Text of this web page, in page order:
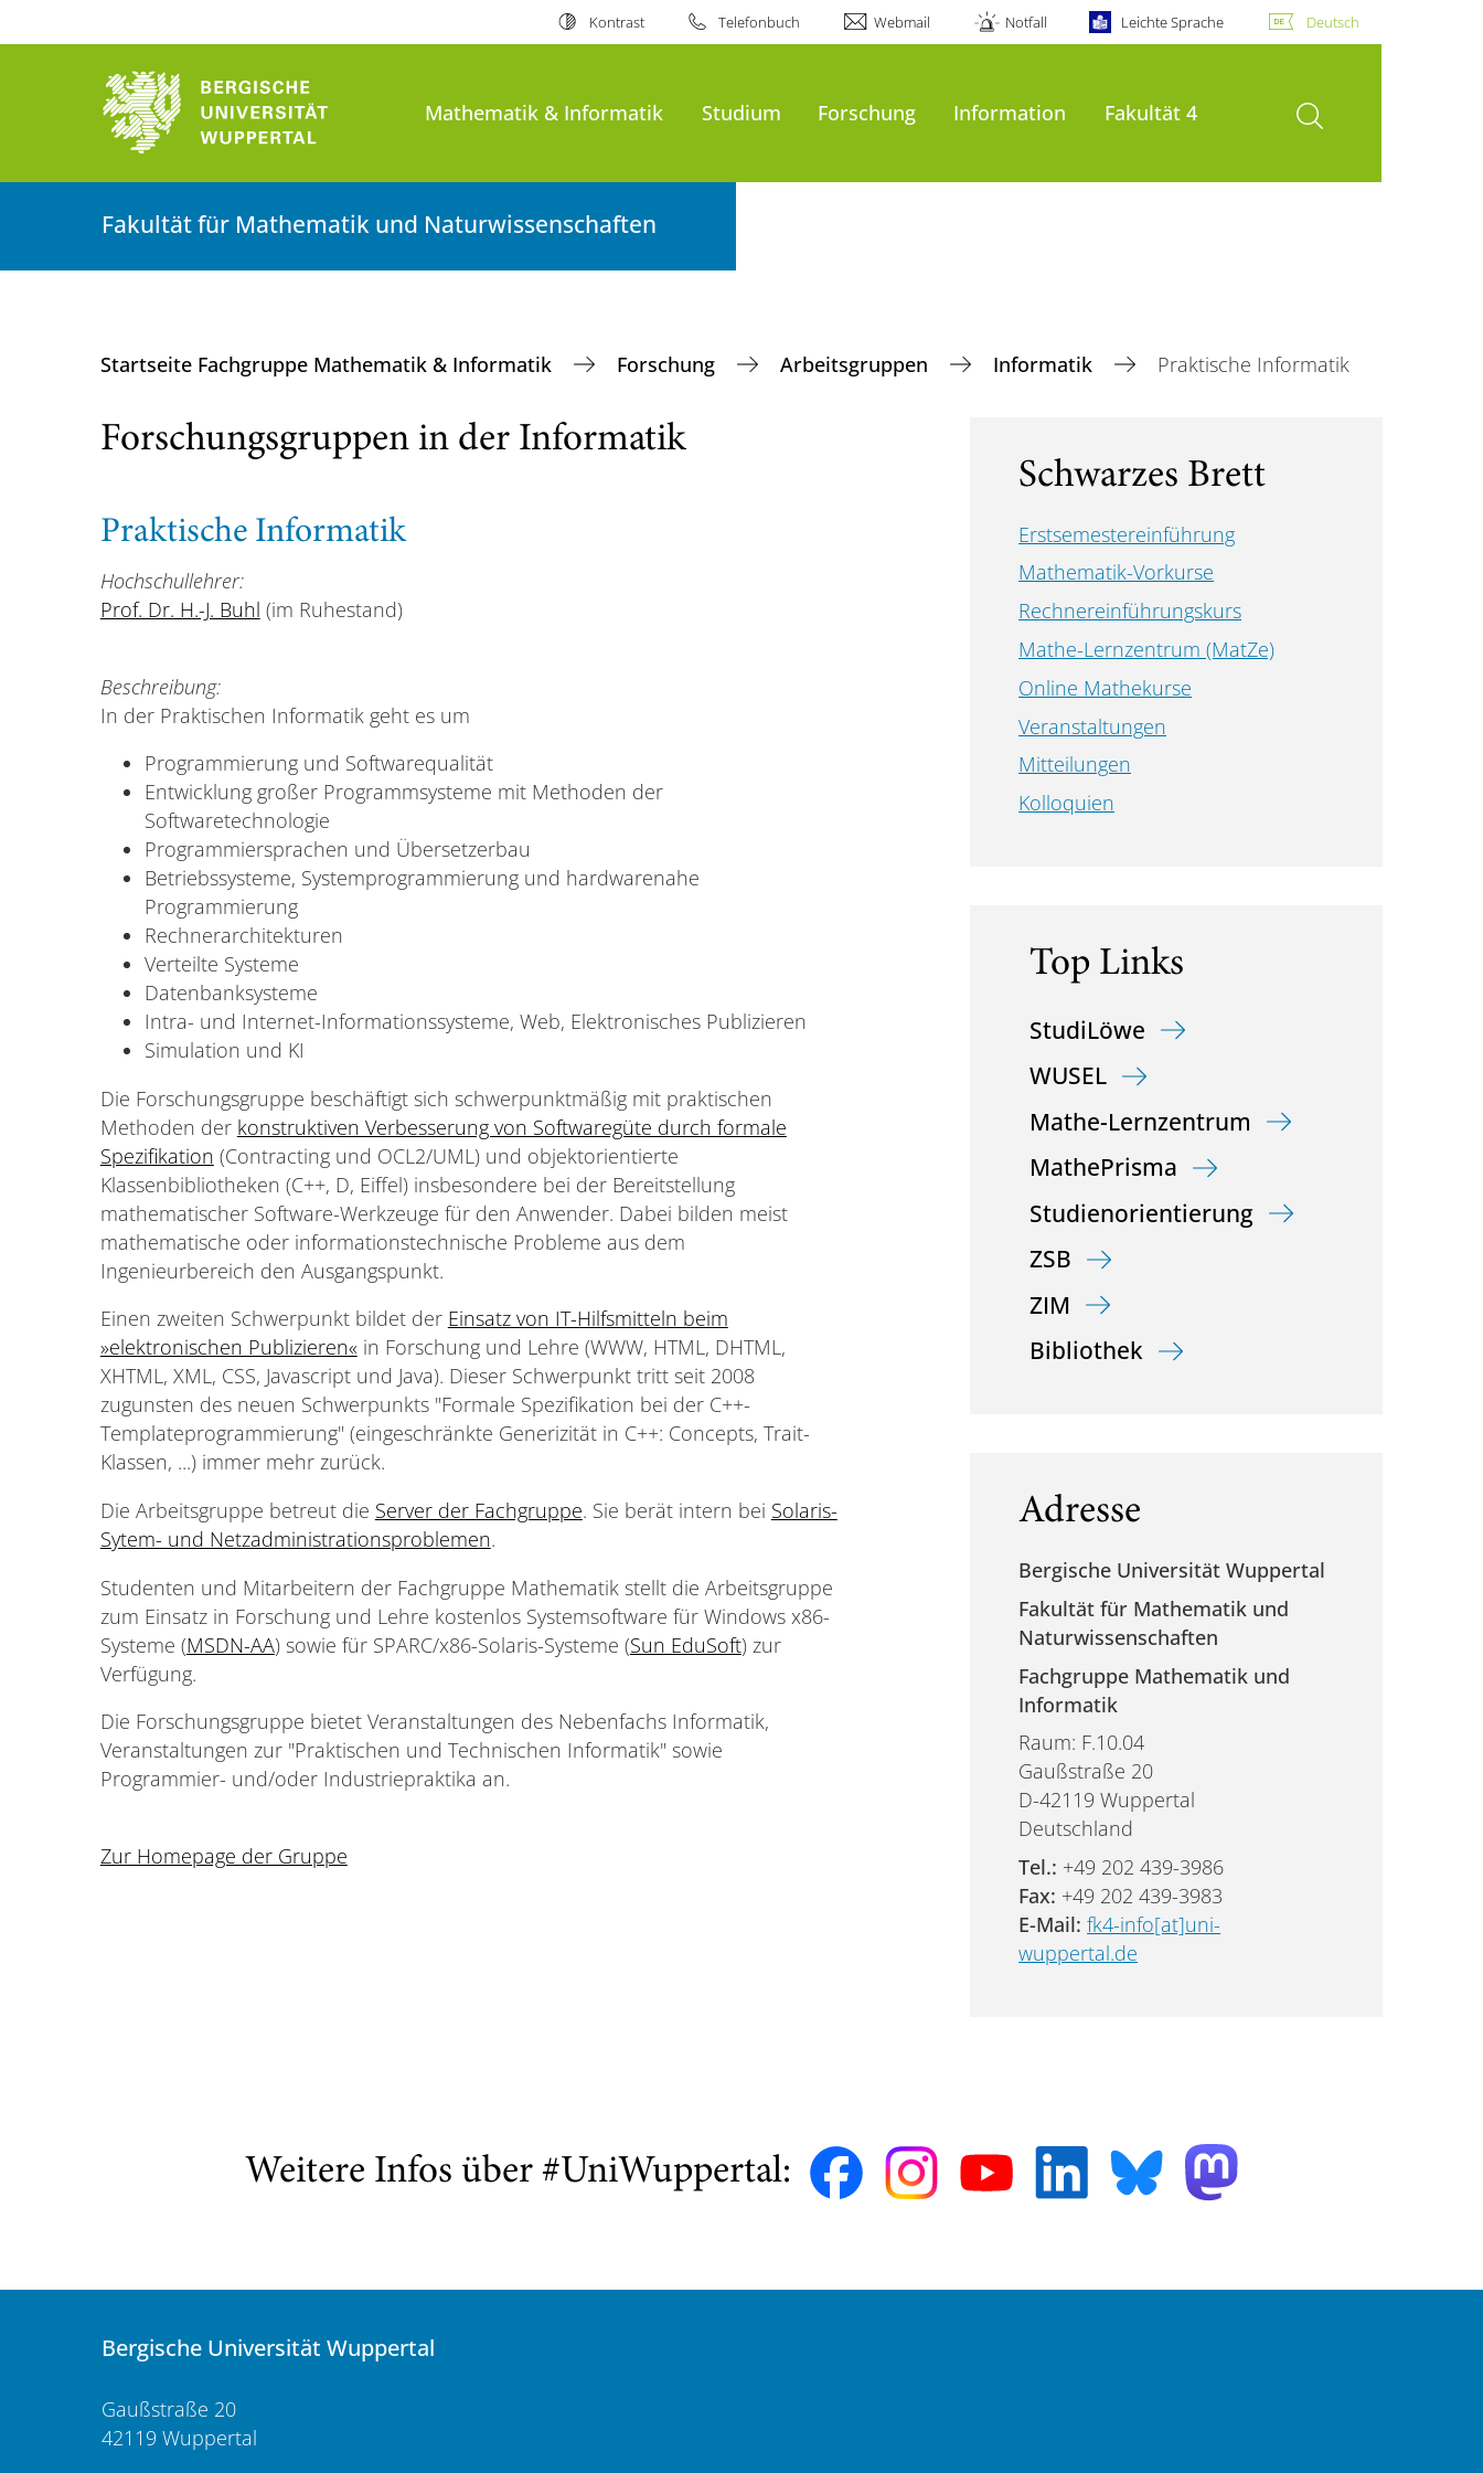
Kontrast Telefonbuch Webmail Notfall Leichte Sprache Deutsch
Mathematik & Informatik Studium Forschung Information Fakultät 4 Suche öffnen
Fakultät für Mathematik und Naturwissenschaften
Startseite Fachgruppe Mathematik & Informatik Forschung Arbeitsgruppen Informatik Praktische Informatik
Forschungsgruppen in der Informatik
Praktische Informatik
Hochschullehrer:
Prof. Dr. H.-J. Buhl (im Ruhestand)
Beschreibung:
In der Praktischen Informatik geht es um
Programmierung und Softwarequalität
Entwicklung großer Programmsysteme mit Methoden der
Softwaretechnologie
Programmiersprachen und Übersetzerbau
Betriebssysteme, Systemprogrammierung und hardwarenahe
Programmierung
Rechnerarchitekturen
Verteilte Systeme
Datenbanksysteme
Intra- und Internet-Informationssysteme, Web, Elektronisches Publizieren
Simulation und KI
Die Forschungsgruppe beschäftigt sich schwerpunktmäßig mit praktischen
Methoden der konstruktiven Verbesserung von Softwaregüte durch formale
Spezifikation (Contracting und OCL2/UML) und objektorientierte
Klassenbibliotheken (C++, D, Eiffel) insbesondere bei der Bereitstellung
mathematischer Software-Werkzeuge für den Anwender. Dabei bilden meist
mathematische oder informationstechnische Probleme aus dem
Ingenieurbereich den Ausgangspunkt.
Einen zweiten Schwerpunkt bildet der Einsatz von IT-Hilfsmitteln beim
»elektronischen Publizieren« in Forschung und Lehre (WWW, HTML, DHTML,
XHTML, XML, CSS, Javascript und Java). Dieser Schwerpunkt tritt seit 2008
zugunsten des neuen Schwerpunkts "Formale Spezifikation bei der C++-
Templateprogrammierung" (eingeschränkte Generizität in C++: Concepts, Trait-
Klassen, ...) immer mehr zurück.
Die Arbeitsgruppe betreut die Server der Fachgruppe. Sie berät intern bei Solaris-
Sytem- und Netzadministrationsproblemen.
Studenten und Mitarbeitern der Fachgruppe Mathematik stellt die Arbeitsgruppe
zum Einsatz in Forschung und Lehre kostenlos Systemsoftware für Windows x86-
Systeme (MSDN-AA) sowie für SPARC/x86-Solaris-Systeme (Sun EduSoft) zur
Verfügung.
Die Forschungsgruppe bietet Veranstaltungen des Nebenfachs Informatik,
Veranstaltungen zur "Praktischen und Technischen Informatik" sowie
Programmier- und/oder Industriepraktika an.
Zur Homepage der Gruppe
Schwarzes Brett
Erstsemestereinführung
Mathematik-Vorkurse
Rechnereinführungskurs
Mathe-Lernzentrum (MatZe)
Online Mathekurse
Veranstaltungen
Mitteilungen
Kolloquien
Top Links
StudiLöwe
WUSEL
Mathe-Lernzentrum
MathePrisma
Studienorientierung
ZSB
ZIM
Bibliothek
Adresse
Bergische Universität Wuppertal
Fakultät für Mathematik und
Naturwissenschaften
Fachgruppe Mathematik und
Informatik
Raum: F.10.04
Gaußstraße 20
D-42119 Wuppertal
Deutschland
Tel.: +49 202 439-3986
Fax: +49 202 439-3983
E-Mail: fk4-info[at]uni-
wuppertal.de
Weitere Infos über #UniWuppertal:
Bergische Universität Wuppertal
Gaußstraße 20
42119 Wuppertal